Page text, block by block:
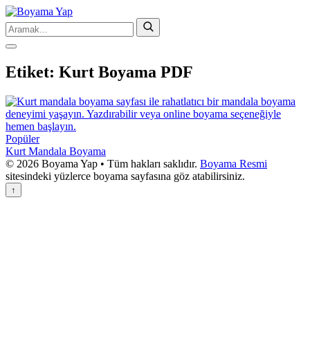
Etiket: Kurt Boyama PDF
Popüler
Kurt Mandala Boyama
© 2026 Boyama Yap • Tüm hakları saklıdır. Boyama Resmi
sitesindeki yüzlerce boyama sayfasına göz atabilirsiniz.
↑